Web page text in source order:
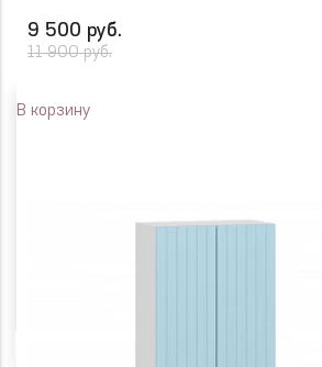
9 500 руб.
11 900 руб.
В корзину